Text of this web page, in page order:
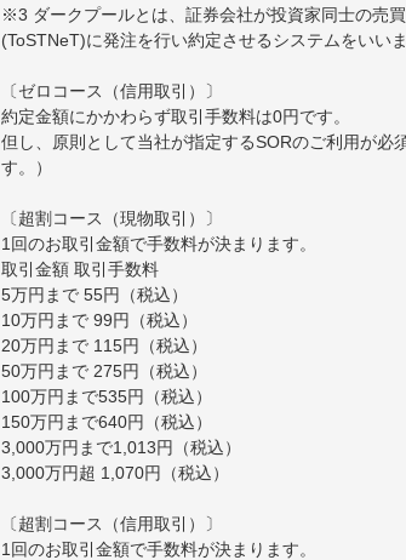
※3 ダークプールとは、証券会社が投資家同士の売
(ToSTNeT)に発注を行い約定させるシステムをいいま
〔ゼロコース（信用取引）〕
約定金額にかかわらず取引手数料は0円です。
但し、原則として当社が指定するSORのご利用が必
す。）
〔超割コース（現物取引）〕
1回のお取引金額で手数料が決まります。
取引金額 取引手数料
5万円まで 55円（税込）
10万円まで 99円（税込）
20万円まで 115円（税込）
50万円まで 275円（税込）
100万円まで535円（税込）
150万円まで640円（税込）
3,000万円まで1,013円（税込）
3,000万円超 1,070円（税込）
〔超割コース（信用取引）〕
1回のお取引金額で手数料が決まります。